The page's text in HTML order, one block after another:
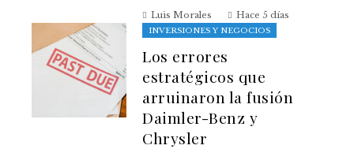
Luis Morales Hace 5 días
INVERSIONES Y NEGOCIOS
Los errores
estratégicos que
arruinaron la fusión
Daimler-Benz y
Chrysler